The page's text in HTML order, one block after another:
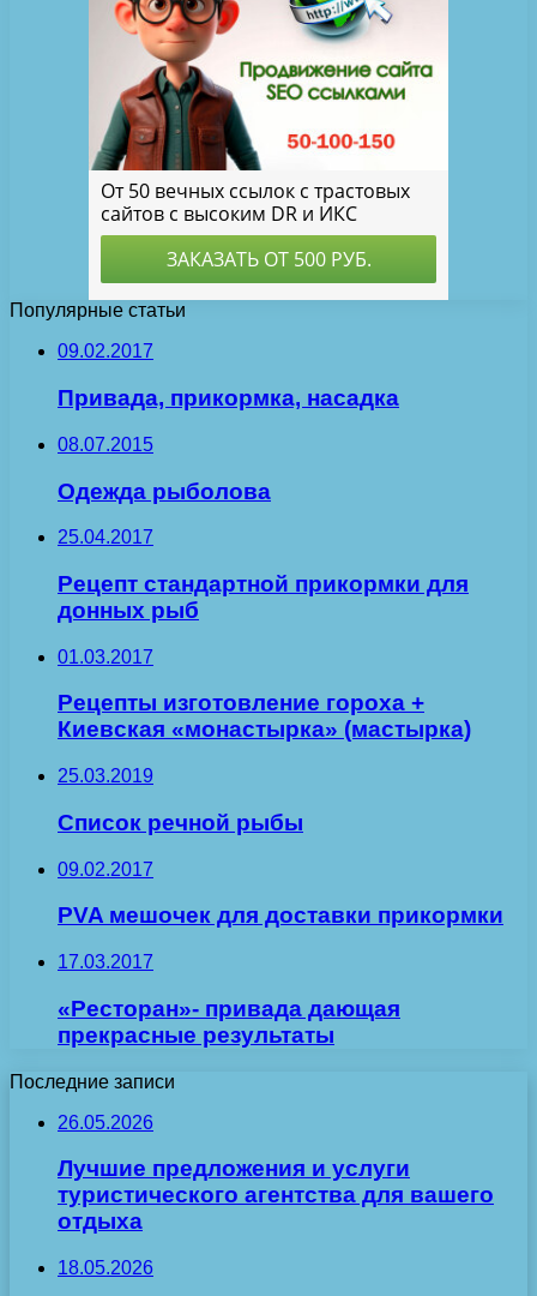
Популярные статьи
09.02.2017
Привада, прикормка, насадка
08.07.2015
Одежда рыболова
25.04.2017
Рецепт стандартной прикормки для
донных рыб
01.03.2017
Рецепты изготовление гороха +
Киевская «монастырка» (мастырка)
25.03.2019
Список речной рыбы
09.02.2017
PVA мешочек для доставки прикормки
17.03.2017
«Ресторан»- привада дающая
прекрасные результаты
Последние записи
26.05.2026
Лучшие предложения и услуги
туристического агентства для вашего
отдыха
18.05.2026